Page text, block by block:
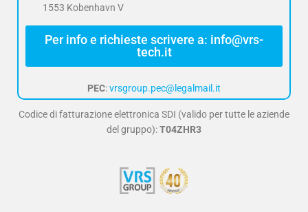
1553 Kobenhavn V
Per info e richieste scrivere a: info@vrs-
tech.it
PEC:vrsgroup.pec@legalmail.it
Codice di fatturazione elettronica SDI (valido per tutte le aziende
del gruppo):T04ZHR3